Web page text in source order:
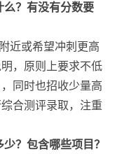
么？有没有分数要
近或希望冲刺更高
，原则上要求不低
同时也招收少量高
合测评录取，注重
？包含哪些项目？